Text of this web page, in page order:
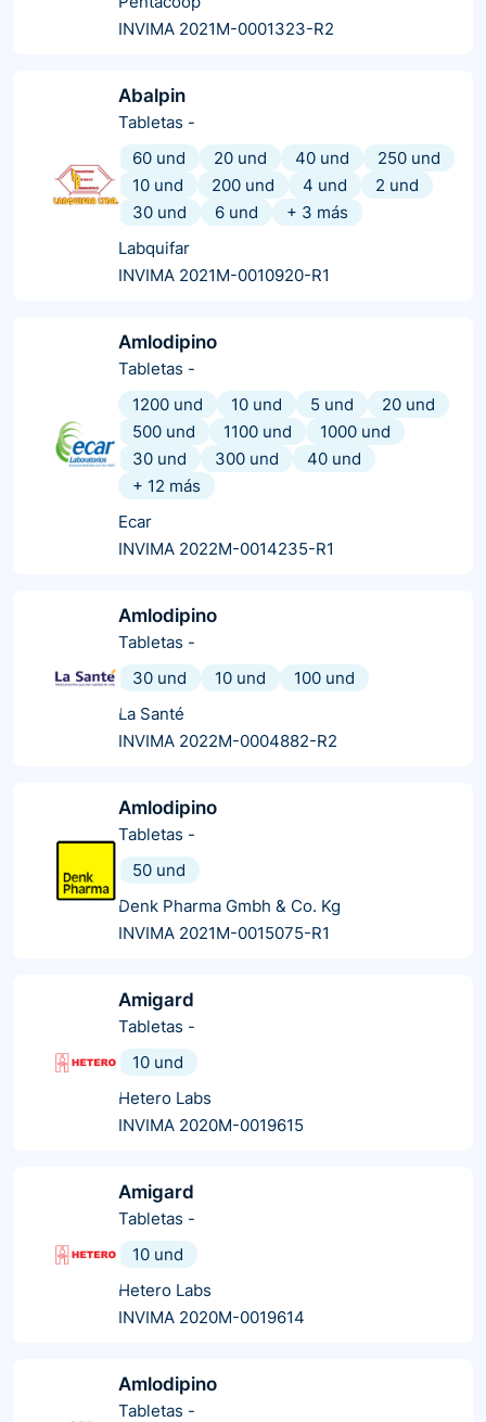
INVIMA 2021M-0001323-R2
Abalpin
Tabletas -
60 und
20 und 40 und
250 und
10 und
200 und 4 und
2 und
30 und
6 und + 3 más
Labquifar
INVIMA 2021M-0010920-R1
Amlodipino
Tabletas -
1200 und
10 und 5 und
20 und
500 und
1100 und
1000 und
30 und
300 und
40 und
+ 12 más
Ecar
INVIMA 2022M-0014235-R1
Amlodipino
Tabletas -
30 und
10 und
100 und
La Santé
INVIMA 2022M-0004882-R2
Amlodipino
Tabletas -
50 und
Denk Pharma Gmbh & Co. Kg
INVIMA 2021M-0015075-R1
Amigard
Tabletas -
10 und
Hetero Labs
INVIMA 2020M-0019615
Amigard
Tabletas -
10 und
Hetero Labs
INVIMA 2020M-0019614
Amlodipino
Tabletas -